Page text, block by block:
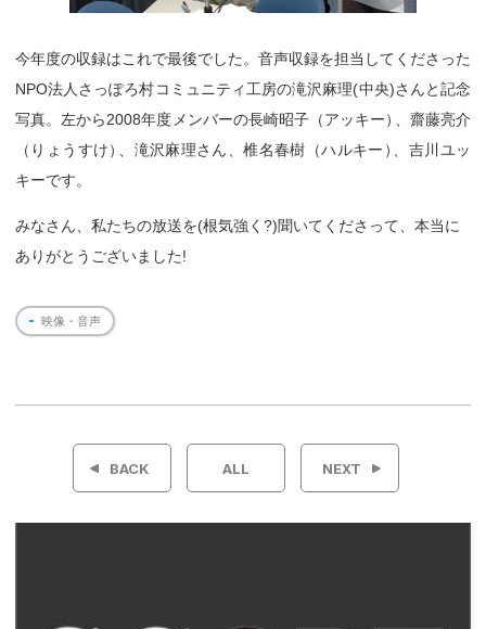
今年度の収録はこれで最後でした。音声収録を担当してくださった
NPO法人さっぽろ村コミュニティ工房の滝沢麻理(中央)さんと記念
写真。左から2008年度メンバーの長崎昭子（アッキー）
、齋藤亮介
（りょうすけ） 、滝沢麻理さん、椎名春樹（ハルキー ）
、吉川ユッ
キーです。
みなさん、私たちの放送を(根気強く?)聞いてくださって、本当に
ありがとうございました!
映像・音声
投
BACK ALL NEXT